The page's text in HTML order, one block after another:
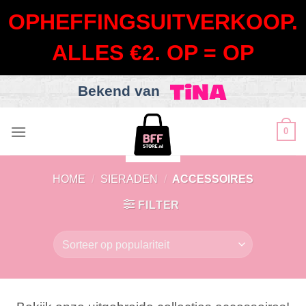
OPHEFFINGSUITVERKOOP.
ALLES €2. OP = OP
Bekend van
0
HOME / SIERADEN / ACCESSOIRES
FILTER